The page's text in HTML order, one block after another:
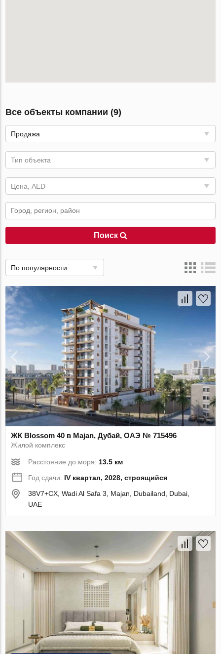
Все объекты компании (9)
Продажа
Тип объекта
Цена, AED
Поиск
По популярности
ЖК Blossom 40 в Majan, Дубай, ОАЭ № 715496
Жилой комплекс
Расстояние до моря: 13.5 км
Год сдачи: IV квартал, 2028, строящийся
38V7+CX, Wadi Al Safa 3, Majan, Dubailand, Dubai,
UAE